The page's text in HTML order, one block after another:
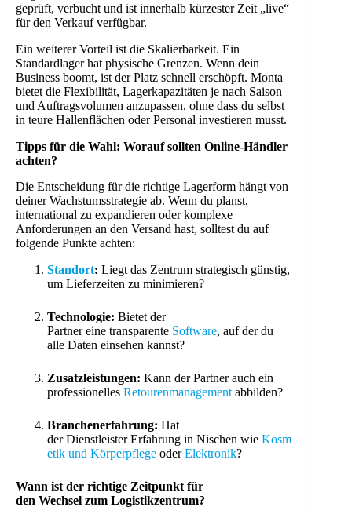
geprüft, verbucht und ist innerhalb kürzester Zeit „live“
für den Verkauf verfügbar.
Ein weiterer Vorteil ist die Skalierbarkeit. Ein
Standardlager hat physische Grenzen. Wenn dein
Business boomt, ist der Platz schnell erschöpft. Monta
bietet die Flexibilität, Lagerkapazitäten je nach Saison
und Auftragsvolumen anzupassen, ohne dass du selbst
in teure Hallenflächen oder Personal investieren musst.
Tipps für die Wahl: Worauf sollten Online-Händler
achten?
Die Entscheidung für die richtige Lagerform hängt von
deiner Wachstumsstrategie ab. Wenn du planst,
international zu expandieren oder komplexe
Anforderungen an den Versand hast, solltest du auf
folgende Punkte achten:
Standort: Liegt das Zentrum strategisch günstig,
um Lieferzeiten zu minimieren?
Technologie: Bietet der
Partner eine transparente Software, auf der du
alle Daten einsehen kannst?
Zusatzleistungen: Kann der Partner auch ein
professionelles Retourenmanagement abbilden?
Branchenerfahrung: Hat
der Dienstleister Erfahrung in Nischen wie Kosm
etik und Körperpflege oderElektronik?
Wann ist der richtige Zeitpunkt für
den Wechsel zum Logistikzentrum?